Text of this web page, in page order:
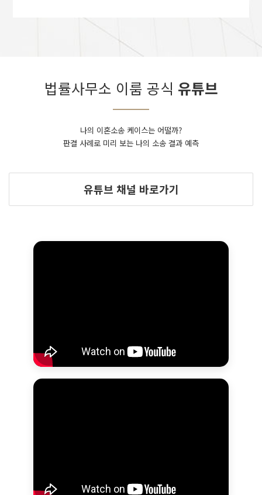
법률사무소 이룸 공식 유튜브
나의 이혼소송 케이스는 어떨까?
판결 사례로 미리 보는 나의 소송 결과 예측
유튜브 채널 바로가기